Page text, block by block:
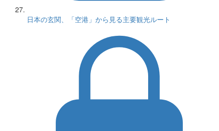
日本の玄関、「空港」から見る主要観光ルート